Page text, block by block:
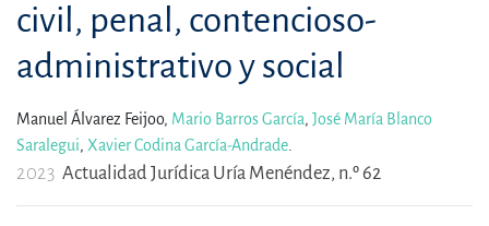
civil, penal, contencioso-
administrativo y social
Manuel Álvarez Feijoo, Mario Barros García, José María Blanco
Saralegui, Xavier Codina García-Andrade.
2023 Actualidad Jurídica Uría Menéndez, n.º 62